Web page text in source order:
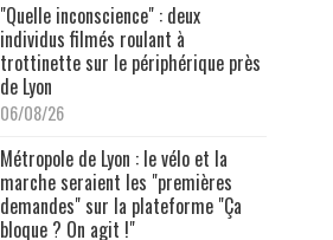
"Quelle inconscience" : deux
individus filmés roulant à
trottinette sur le périphérique près
de Lyon
06/08/26
Métropole de Lyon : le vélo et la
marche seraient les "premières
demandes" sur la plateforme "Ça
bloque ? On agit !"